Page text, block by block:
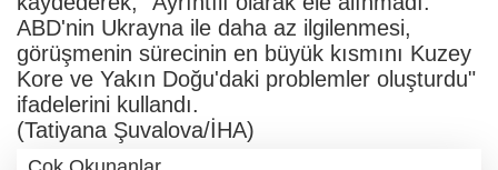
ABD'nin Ukrayna ile daha az ilgilenmesi,
görüşmenin sürecinin en büyük kısmını Kuzey
Kore ve Yakın Doğu'daki problemler oluşturdu"
ifadelerini kullandı.
(Tatiyana Şuvalova/İHA)